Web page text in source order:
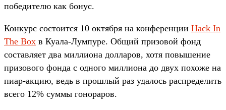
победителю как бонус.
Конкурс состоится 10 октября на конференции Hack In
The Box в Куала-Лумпуре. Общий призовой фонд
составляет два миллиона долларов, хотя повышение
призового фонда с одного миллиона до двух похоже на
пиар-акцию, ведь в прошлый раз удалось распределить
всего 12% суммы гонораров.